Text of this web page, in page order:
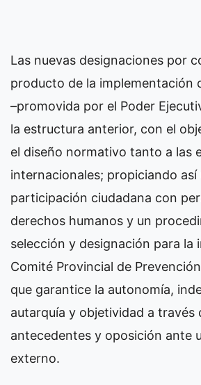
Las nuevas designaciones por
producto de la implementación
–promovida por el Poder
la estructura anterior, con el
el diseño normativo tanto a las
internacionales; propiciando así
participación ciudadana con
derechos humanos y un
selección y designación para la
Comité Provincial de
que garantice la autonomía,
autarquía y objetividad a través
antecedentes y oposición ante
externo.